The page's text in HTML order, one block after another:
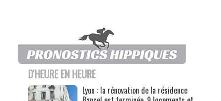
D'HEURE EN HEURE
Lyon : la rénovation de la résidence